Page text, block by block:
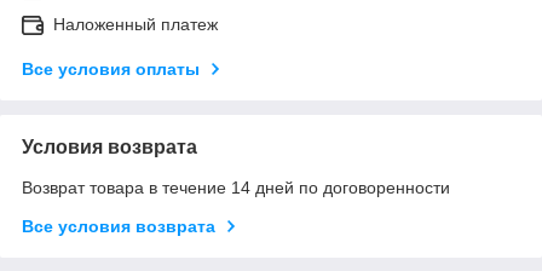
Наложенный платеж
Все условия оплаты
Условия возврата
Возврат товара в течение 14 дней по договоренности
Все условия возврата